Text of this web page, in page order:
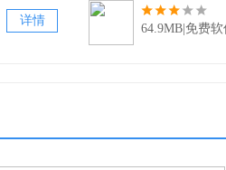
视频。
片格式 H.264/MPEG-4 AVC，提
详情
64.9MB|免费软